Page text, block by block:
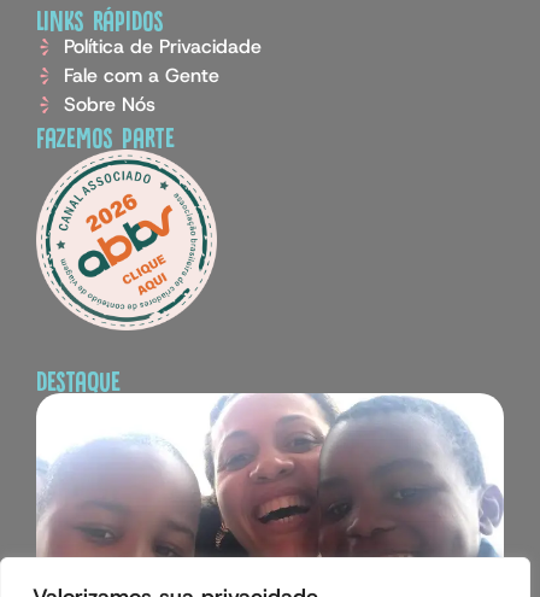
links rápidos
Política de Privacidade
Fale com a Gente
Sobre Nós
fazemos parte
destaque